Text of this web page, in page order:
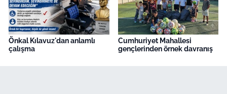
Önkal Kılavuz'dan anlamlı
çalışma
Cumhuriyet Mahallesi
gençlerinden örnek davranış